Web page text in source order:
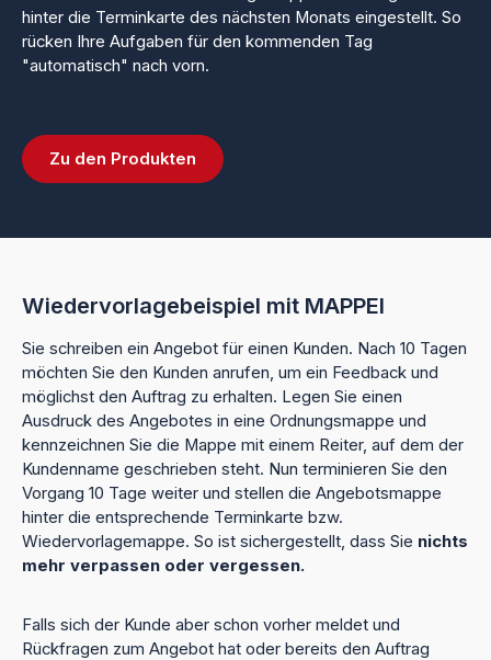
hinter die Terminkarte des nächsten Monats eingestellt. So
rücken Ihre Aufgaben für den kommenden Tag
"automatisch" nach vorn.
Zu den Produkten
Wiedervorlagebeispiel mit MAPPEI
Sie schreiben ein Angebot für einen Kunden. Nach 10 Tagen
möchten Sie den Kunden anrufen, um ein Feedback und
möglichst den Auftrag zu erhalten. Legen Sie einen
Ausdruck des Angebotes in eine Ordnungsmappe und
kennzeichnen Sie die Mappe mit einem Reiter, auf dem der
Kundenname geschrieben steht. Nun terminieren Sie den
Vorgang 10 Tage weiter und stellen die Angebotsmappe
hinter die entsprechende Terminkarte bzw.
Wiedervorlagemappe. So ist sichergestellt, dass Sie nichts
mehr verpassen oder vergessen.
Falls sich der Kunde aber schon vorher meldet und
Rückfragen zum Angebot hat oder bereits den Auftrag